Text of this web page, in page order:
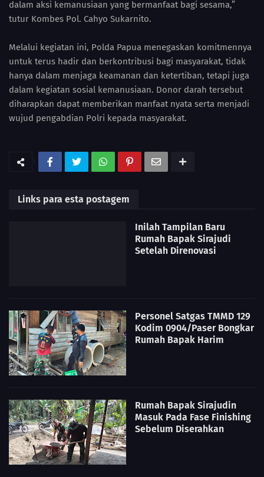
dalam aksi kemanusiaan yang bermanfaat bagi sesama,”
tutur Kombes Pol. Cahyo Sukarnito.
Melalui kegiatan ini, Polda Papua menegaskan komitmennya
untuk terus hadir dan berkontribusi bagi masyarakat, tidak
hanya dalam menjaga keamanan dan ketertiban, tetapi juga
dalam kegiatan sosial kemanusiaan. Donor darah tersebut
diharapkan dapat memberikan manfaat nyata serta menjadi
wujud pengabdian Polri kepada masyarakat.
Links para esta postagem
Inilah Tampilan Baru
Rumah Bapak Sirajudi
Setelah Direnovasi
Personel Satgas TMMD 129
Kodim 0904/Paser Bongkar
Rumah Bapak Harim
Rumah Bapak Sirajudin
Masuk Pada Fase Finishing
Sebelum Diserahkan